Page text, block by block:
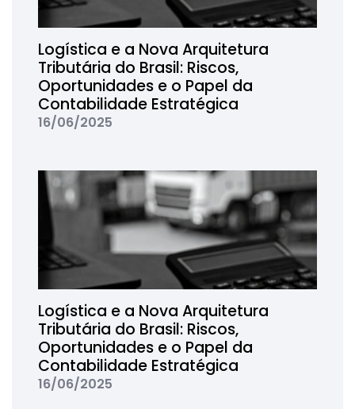
Logística e a Nova Arquitetura
Tributária do Brasil: Riscos,
Oportunidades e o Papel da
Contabilidade Estratégica
16/06/2025
Logística e a Nova Arquitetura
Tributária do Brasil: Riscos,
Oportunidades e o Papel da
Contabilidade Estratégica
16/06/2025